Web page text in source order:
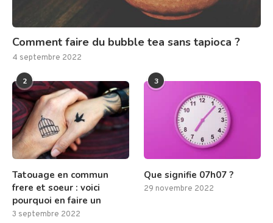
Comment faire du bubble tea sans tapioca ?
4 septembre 2022
2
Tatouage en commun
frere et soeur : voici
pourquoi en faire un
3 septembre 2022
3
Que signifie 07h07 ?
29 novembre 2022